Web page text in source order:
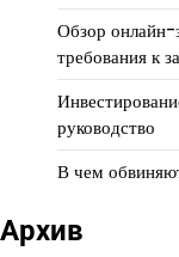
Обзор онлайн-
требования к
руководство
В чем
Архив